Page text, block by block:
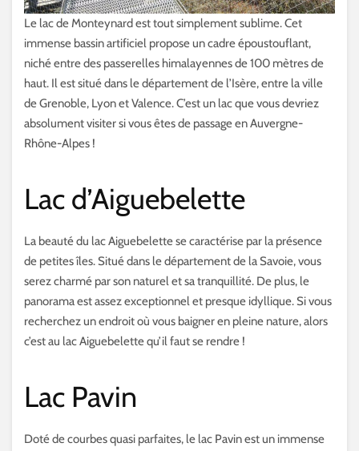
Le lac de Monteynard est tout simplement sublime. Cet
immense bassin artificiel propose un cadre époustouflant,
niché entre des passerelles himalayennes de 100 mètres de
haut. Il est situé dans le département de l’Isère, entre la ville
de Grenoble, Lyon et Valence. C’est un lac que vous devriez
absolument visiter si vous êtes de passage en Auvergne-
Rhône-Alpes !
Lac d’Aiguebelette
La beauté du lac Aiguebelette se caractérise par la présence
de petites îles. Situé dans le département de la Savoie, vous
serez charmé par son naturel et sa tranquillité. De plus, le
panorama est assez exceptionnel et presque idyllique. Si vous
recherchez un endroit où vous baigner en pleine nature, alors
c’est au lac Aiguebelette qu’il faut se rendre !
Lac Pavin
Doté de courbes quasi parfaites, le lac Pavin est un immense